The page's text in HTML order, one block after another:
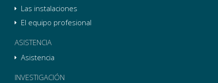
Las instalaciones
El equipo profesional
ASISTENCIA
Asistencia
INVESTIGACIÓN